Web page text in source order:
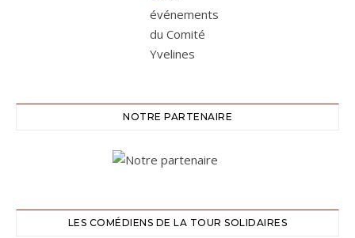
NOTRE PARTENAIRE
LES COMÉDIENS DE LA TOUR SOLIDAIRES